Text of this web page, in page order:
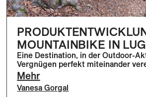
MOUNTAINBIKE IN
Eine Destination, in der Outdoor-
Vergnügen perfekt miteinander
Mehr
Vanesa Gorgal